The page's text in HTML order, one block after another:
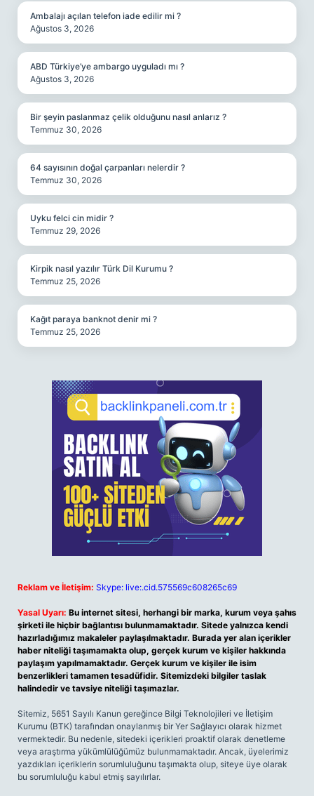
Ambalajı açılan telefon iade edilir mi ?
Ağustos 3, 2026
ABD Türkiye’ye ambargo uyguladı mı ?
Ağustos 3, 2026
Bir şeyin paslanmaz çelik olduğunu nasıl anlarız ?
Temmuz 30, 2026
64 sayısının doğal çarpanları nelerdir ?
Temmuz 30, 2026
Uyku felci cin midir ?
Temmuz 29, 2026
Kirpik nasıl yazılır Türk Dil Kurumu ?
Temmuz 25, 2026
Kağıt paraya banknot denir mi ?
Temmuz 25, 2026
Reklam ve İletişim: Skype: live:.cid.575569c608265c69
Yasal Uyarı: Bu internet sitesi, herhangi bir marka, kurum veya şahıs
şirketi ile hiçbir bağlantısı bulunmamaktadır. Sitede yalnızca kendi
hazırladığımız makaleler paylaşılmaktadır. Burada yer alan içerikler
haber niteliği taşımamakta olup, gerçek kurum ve kişiler hakkında
paylaşım yapılmamaktadır. Gerçek kurum ve kişiler ile isim
benzerlikleri tamamen tesadüfidir. Sitemizdeki bilgiler taslak
halindedir ve tavsiye niteliği taşımazlar.
Sitemiz, 5651 Sayılı Kanun gereğince Bilgi Teknolojileri ve İletişim
Kurumu (BTK) tarafından onaylanmış bir Yer Sağlayıcı olarak hizmet
vermektedir. Bu nedenle, sitedeki içerikleri proaktif olarak denetleme
veya araştırma yükümlülüğümüz bulunmamaktadır. Ancak, üyelerimiz
yazdıkları içeriklerin sorumluluğunu taşımakta olup, siteye üye olarak
bu sorumluluğu kabul etmiş sayılırlar.